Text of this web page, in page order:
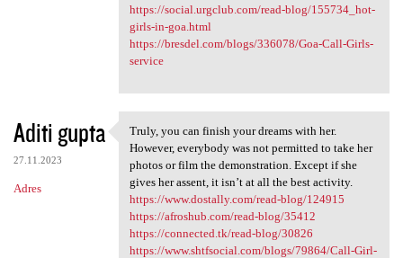
https://social.urgclub.com/read-blog/155734_hot-
girls-in-goa.html
https://bresdel.com/blogs/336078/Goa-Call-Girls-
service
Aditi gupta
27.11.2023
Adres
Truly, you can finish your
Truly, you can finish your dreams with her.
However, everybody was not permitted to take her
photos or film the demonstration. Except if she
gives her assent, it isn’t at all the best activity.
https://www.dostally.com/read-blog/124915
https://afroshub.com/read-blog/35412
https://connected.tk/read-blog/30826
https://www.shtfsocial.com/blogs/79864/Call-Girl-